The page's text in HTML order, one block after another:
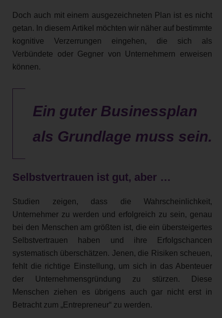
Doch auch mit einem ausgezeichneten Plan ist es nicht
getan. In diesem Artikel möchten wir näher auf bestimmte
kognitive Verzerrungen eingehen, die sich als
Verbündete oder Gegner von Unternehmern erweisen
können.
Ein guter Businessplan
als Grundlage muss sein.
Selbstvertrauen ist gut, aber …
Studien zeigen, dass die Wahrscheinlichkeit,
Unternehmer zu werden und erfolgreich zu sein, genau
bei den Menschen am größten ist, die ein übersteigertes
Selbstvertrauen haben und ihre Erfolgschancen
systematisch überschätzen. Jenen, die Risiken scheuen,
fehlt die richtige Einstellung, um sich in das Abenteuer
der Unternehmensgründung zu stürzen. Diese
Menschen ziehen es übrigens auch gar nicht erst in
Betracht zum „Entrepreneur“ zu werden.